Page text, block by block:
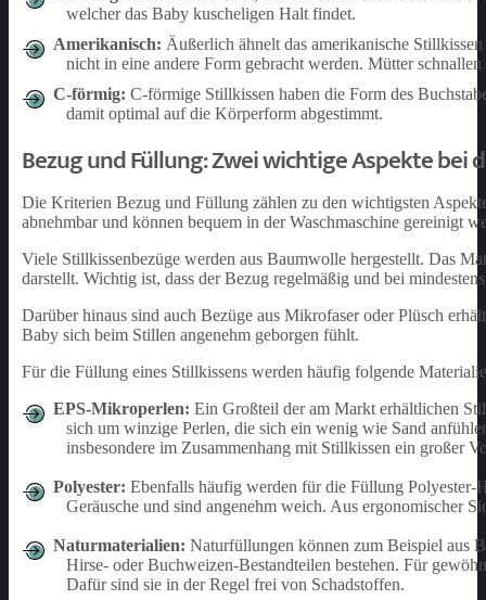
welcher das Baby kuscheligen Halt findet.
Amerikanisch: Äußerlich ähnelt das amerikanische
nicht in eine andere Form gebracht werden. Mütter
C-förmig: C-förmige Stillkissen haben die Form des
damit optimal auf die Körperform abgestimmt.
Bezug und Füllung: Zwei wichtige Aspekte bei
Die Kriterien Bezug und Füllung zählen zu den wichtigsten
abnehmbar und können bequem in der Waschmaschine gereinigt
Viele Stillkissenbezüge werden aus Baumwolle hergestellt. Das
darstellt. Wichtig ist, dass der Bezug regelmäßig und bei
Darüber hinaus sind auch Bezüge aus Mikrofaser oder Plüsch
Baby sich beim Stillen angenehm geborgen fühlt.
Für die Füllung eines Stillkissens werden häufig folgende
EPS-Mikroperlen: Ein Großteil der am Markt erhältlichen
sich um winzige Perlen, die sich ein wenig wie Sand
insbesondere im Zusammenhang mit Stillkissen ein großer
Polyester: Ebenfalls häufig werden für die Füllung Polyester-
Geräusche und sind angenehm weich. Aus ergonomischer
Naturmaterialien: Naturfüllungen können zum Beispiel aus
Hirse- oder Buchweizen-Bestandteilen bestehen. Für
Dafür sind sie in der Regel frei von Schadstoffen.